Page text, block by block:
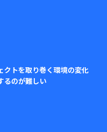
クトを取り巻く環境の変化
るのが難しい